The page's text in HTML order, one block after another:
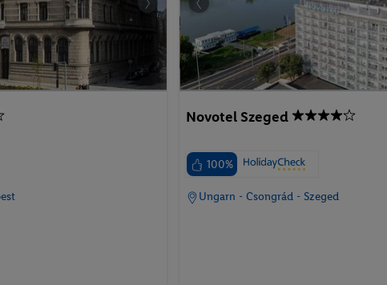
Novotel Szeged
100%
Ungarn - Csongrád - Szeged